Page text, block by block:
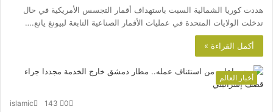
هددت كوريا الشمالية السبت باستهداف أقمار التجسس الأمريكية في حال
تدخلت الولايات المتحدة في عمليات الأقمار الصناعية التابعة لبيونغ يانع.…
أكمل القراءة »
أخبار العالم
islamic 0